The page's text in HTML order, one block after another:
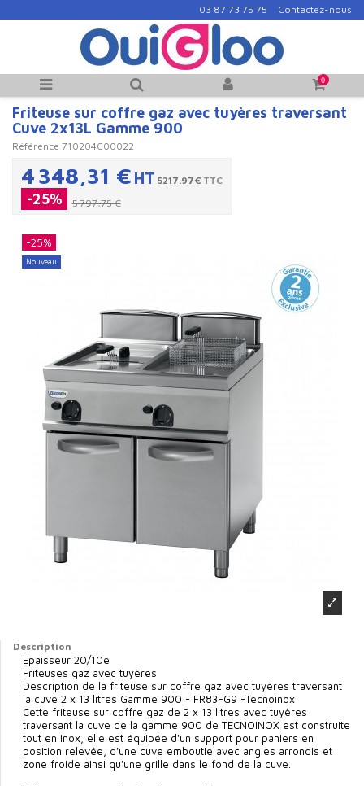
03 87 73 75 75 Contactez-nous
0
Friteuse sur coffre gaz avec tuyères traversant
Cuve 2x13L Gamme 900
Référence 710204C00022
4 348,31 € HT 5217.97€ TTC
-25% 5 797,75 €
-25%
Nouveau
Description
Epaisseur 20/10e
Friteuses gaz avec tuyères
Description de la friteuse sur coffre gaz avec tuyères traversant
la cuve 2 x 13 litres Gamme 900 - FR83FG9 -Tecnoinox
Cette friteuse sur coffre gaz de 2 x 13 litres avec tuyères
traversant la cuve de la gamme 900 de TECNOINOX est construite
tout en inox, elle est équipée d'un support pour paniers en
position relevée, d'une cuve emboutie avec angles arrondis et
zone froide ainsi qu'une grille dans le fond de la cuve.